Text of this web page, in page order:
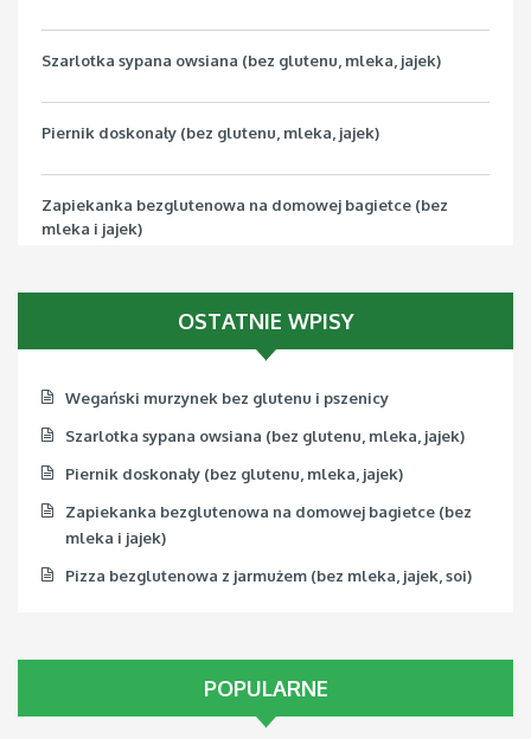
Szarlotka sypana owsiana (bez glutenu, mleka, jajek)
Piernik doskonały (bez glutenu, mleka, jajek)
Zapiekanka bezglutenowa na domowej bagietce (bez
mleka i jajek)
OSTATNIE WPISY
Wegański murzynek bez glutenu i pszenicy
Szarlotka sypana owsiana (bez glutenu, mleka, jajek)
Piernik doskonały (bez glutenu, mleka, jajek)
Zapiekanka bezglutenowa na domowej bagietce (bez
mleka i jajek)
Pizza bezglutenowa z jarmużem (bez mleka, jajek, soi)
POPULARNE